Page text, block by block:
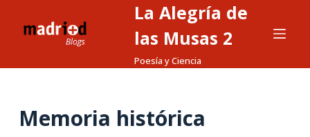
t
La Alegría de
las Musas 2
Poesía y Ciencia
Memoria histórica